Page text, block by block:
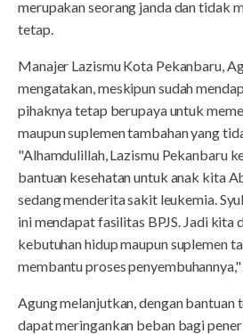
merupakan seorang janda dan tidak
tetap.
Manajer Lazismu Kota Pekanbaru,
mengatakan, meskipun sudah
pihaknya tetap berupaya untuk
maupun suplemen tambahan yang
"Alhamdulillah, Lazismu Pekanbaru
bantuan kesehatan untuk anak kita
sedang menderita sakit leukemia.
ini mendapat fasilitas BPJS. Jadi kita
kebutuhan hidup maupun suplemen
membantu proses penyembuhannya,"
Agung melanjutkan, dengan bantuan
dapat meringankan beban bagi